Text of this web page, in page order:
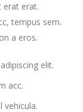
erat erat.
tempus sem.
a eros.
elit.
acc.
vehicula.